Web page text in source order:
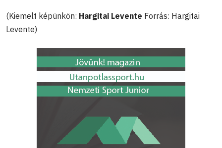
(Kiemelt képünkön: Hargitai Levente Forrás: Hargitai
Levente)